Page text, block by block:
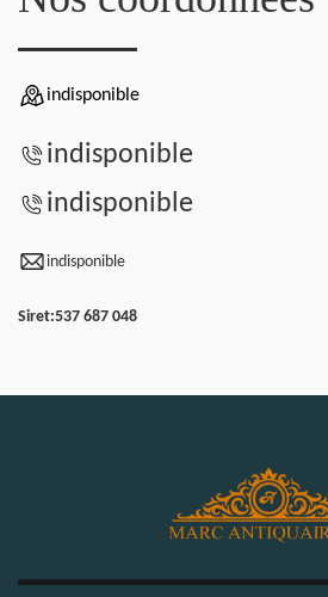
indisponible
indisponible
indisponible
indisponible
Siret:537 687 048